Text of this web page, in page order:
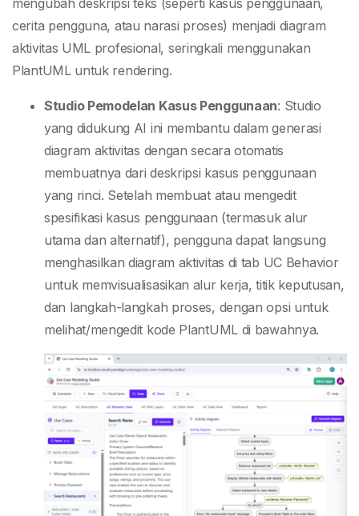
cerita pengguna, atau narasi proses) menjadi diagram
aktivitas UML profesional, seringkali menggunakan
PlantUML untuk rendering.
Studio Pemodelan Kasus Penggunaan: Studio
yang didukung AI ini membantu dalam generasi
diagram aktivitas dengan secara otomatis
membuatnya dari deskripsi kasus penggunaan
yang rinci. Setelah membuat atau mengedit
spesifikasi kasus penggunaan (termasuk alur
utama dan alternatif), pengguna dapat langsung
menghasilkan diagram aktivitas di tab UC Behavior
untuk memvisualisasikan alur kerja, titik keputusan,
dan langkah-langkah proses, dengan opsi untuk
melihat/mengedit kode PlantUML di bawahnya.